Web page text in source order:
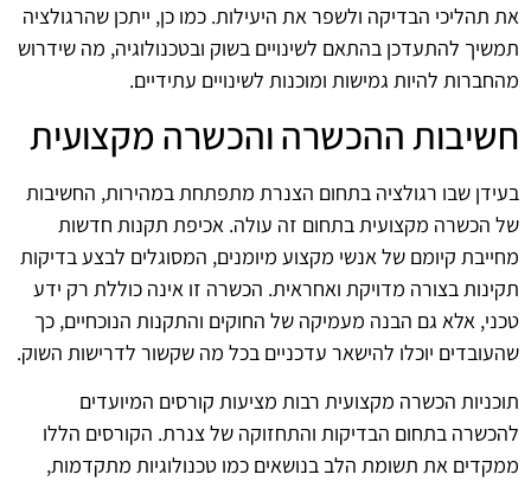
את תהליכי הבדיקה ולשפר את היעילות. כמו כן, ייתכן שהרגולציה
תמשיך להתעדכן בהתאם לשינויים בשוק ובטכנולוגיה, מה שידרוש
מהחברות להיות גמישות ומוכנות לשינויים עתידיים.
חשיבות ההכשרה והכשרה מקצועית
בעידן שבו רגולציה בתחום הצנרת מתפתחת במהירות, החשיבות
של הכשרה מקצועית בתחום זה עולה. אכיפת תקנות חדשות
מחייבת קיומם של אנשי מקצוע מיומנים, המסוגלים לבצע בדיקות
תקינות בצורה מדויקת ואחראית. הכשרה זו אינה כוללת רק ידע
טכני, אלא גם הבנה מעמיקה של החוקים והתקנות הנוכחיים, כך
שהעובדים יוכלו להישאר עדכניים בכל מה שקשור לדרישות השוק.
תוכניות הכשרה מקצועית רבות מציעות קורסים המיועדים
להכשרה בתחום הבדיקות והתחזוקה של צנרת. הקורסים הללו
ממקדים את תשומת הלב בנושאים כמו טכנולוגיות מתקדמות,